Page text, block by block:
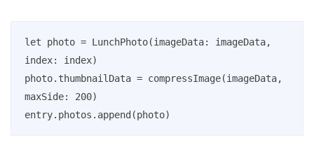
let photo = LunchPhoto(imageData: imageData,
index: index)
photo.thumbnailData = compressImage(imageData,
maxSide: 200)
entry.photos.append(photo)